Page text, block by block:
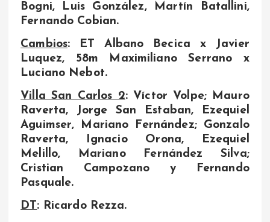
Bogni, Luis González, Martín Batallini,
Fernando Cobian.
Cambios: ET Albano Becica x Javier
Luquez, 58m Maximiliano Serrano x
Luciano Nebot.
Villa San Carlos 2: Víctor Volpe; Mauro
Raverta, Jorge San Estaban, Ezequiel
Aguimser, Mariano Fernández; Gonzalo
Raverta, Ignacio Orona, Ezequiel
Melillo, Mariano Fernández Silva;
Cristian Campozano y Fernando
Pasquale.
DT: Ricardo Rezza.